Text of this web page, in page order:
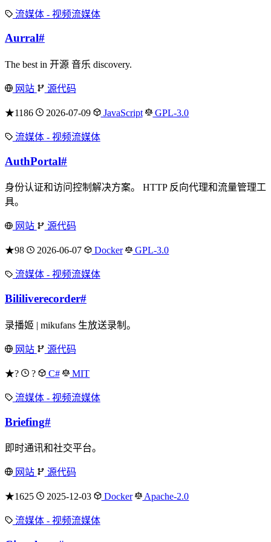
流媒体 - 视频流媒体
Aurral#
The best in 开源 音乐 discovery.
网站 源代码
★1186 2026-07-09 JavaScript GPL-3.0
流媒体 - 视频流媒体
AuthPortal#
身份认证和访问控制解决方案。 HTTP 反向代理和流量管理工
具。
网站 源代码
★98 2026-06-07 Docker GPL-3.0
流媒体 - 视频流媒体
Bililiverecorder#
录播姬 | mikufans 生放送录制。
网站 源代码
★? ? C# MIT
流媒体 - 视频流媒体
Briefing#
即时通讯和社交平台。
网站 源代码
★1625 2025-12-03 Docker Apache-2.0
流媒体 - 视频流媒体